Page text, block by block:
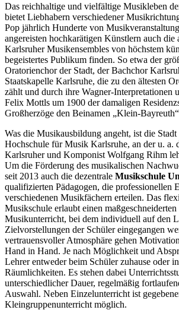
Das reichhaltige und vielfältige Musikleben
bietet Liebhabern verschiedener
Pop jährlich Hunderte von
angereisten hochkarätigen Künstlern auch die
Karlsruher Musikensembles von höchstem
begeistertes Publikum finden. So etwa der
Oratorienchor der Stadt, der Bachchor
Staatskapelle Karlsruhe, die zu den ältesten
zählt und durch ihre Wagner-Interpretationen
Felix Mottls um 1900 der damaligen
Großherzöge den Beinamen „Klein-
Was die Musikausbildung angeht, ist die
Hochschule für Musik Karlsruhe, an der u. a.
Karlsruher und Komponist Wolfgang Rihm
Um die Förderung des musikalischen
seit 2013 auch die dezentrale Musikschule
qualifizierten Pädagogen, die professionellen
verschiedenen Musikfächern erteilen. Das
Musikschule erlaubt einen
Musikunterricht, bei dem individuell auf den
Zielvorstellungen der Schüler eingegangen
vertrauensvoller Atmosphäre gehen
Hand in Hand. Je nach Möglichkeit und
Lehrer entweder beim Schüler zuhause oder
Räumlichkeiten. Es stehen dabei
unterschiedlicher Dauer, regelmäßig
Auswahl. Neben Einzelunterricht ist
Kleingruppenunterricht möglich.